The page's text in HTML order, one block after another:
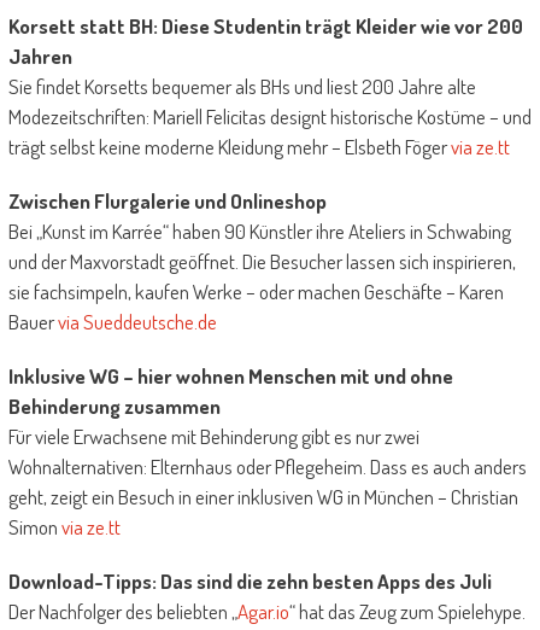
Korsett statt BH: Diese Studentin trägt Kleider wie vor 200
Jahren
Sie findet Korsetts bequemer als BHs und liest 200 Jahre alte
Modezeitschriften: Mariell Felicitas designt historische Kostüme – und
trägt selbst keine moderne Kleidung mehr – Elsbeth Fögervia ze.tt
Zwischen Flurgalerie und Onlineshop
Bei „Kunst im Karrée“ haben90Künstler ihre Ateliers in Schwabing
und der Maxvorstadt geöffnet. Die Besucher lassen sich inspirieren,
sie fachsimpeln, kaufen Werke – oder machen Geschäfte – Karen
Bauervia Sueddeutsche.de
Inklusive WG – hier wohnen Menschen mit und ohne
Behinderung zusammen
Für viele Erwachsene mit Behinderung gibt es nur zwei
Wohnalternativen: Elternhaus oder Pflegeheim. Dass es auch anders
geht, zeigt ein Besuch in einer inklusiven WG in München – Christian
Simonvia ze.tt
Download-Tipps: Das sind die zehn besten Apps des Juli
Der Nachfolger des beliebten „Agar.io“ hat das Zeug zum Spielehype.